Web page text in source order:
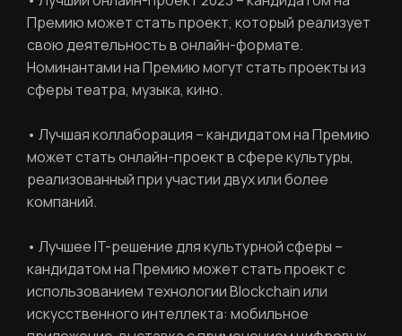
Премию может стать проект, который реализует
свою деятельность в онлайн-формате.
Номинантами на Премию могут стать проекты из
сферы театра, музыка, кино.
• Лучшая коллаборация – кандидатом на Премию
может стать онлайн-проект в сфере культуры,
реализованный при участии двух или более
компаний.
• Лучшее IT-решение для культурной сферы –
кандидатом на Премию может стать проект с
использованием технологии Blockchain или
искусственного интеллекта: мобильное
Ваш email
РЕГИСТРАЦИЯ
Ваше имя
Фамилия
ВОССТАНОВИТЬ ПАРОЛЬ